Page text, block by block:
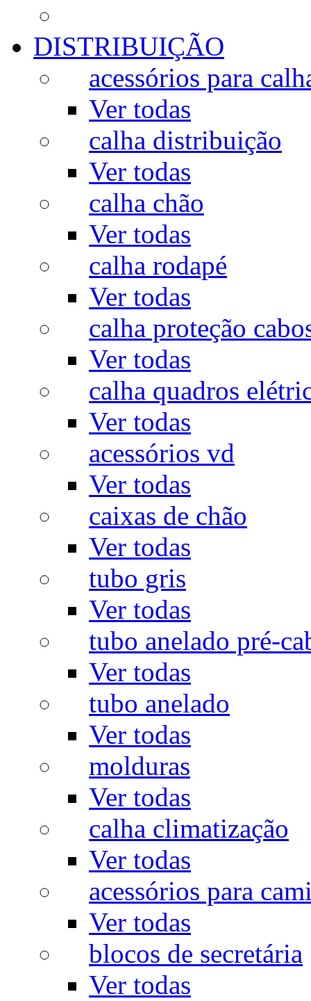
DISTRIBUIÇÃO
acessórios para
Ver todas
calha distribuição
Ver todas
calha chão
Ver todas
calha rodapé
Ver todas
calha proteção
Ver todas
calha quadros
Ver todas
acessórios vd
Ver todas
caixas de chão
Ver todas
tubo gris
Ver todas
tubo anelado pré-
Ver todas
tubo anelado
Ver todas
molduras
Ver todas
calha climatização
Ver todas
acessórios para
Ver todas
blocos de secretária
Ver todas